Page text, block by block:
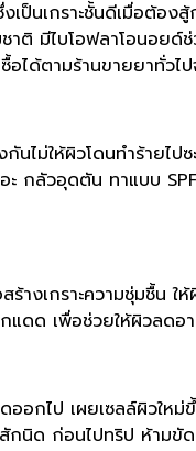
นเกราะชั้นดีเมื่อต้องสู้
ติ มีไบโอฟลาโอนอยด์
ได้ตามร้านขายยาทั่วไป
ห้ผิวโดนทําร้ายไปซะ
กลัวอุดตัน ทาแบบ
งเกราะความชุ่มชื้น ใ
ดด เพื่อช่วยให้ผิวลดอ
ไป เผยเซลล์ผิวใหม่ขึ้
สักนิด ก่อนไปทริป ห้ามขั